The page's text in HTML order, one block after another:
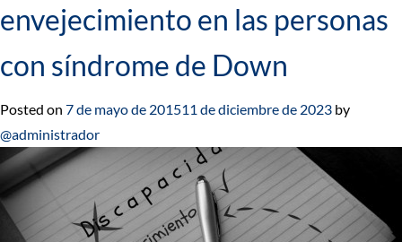
envejecimiento en las personas
con síndrome de Down
Posted on 7 de mayo de 201511 de diciembre de 2023 by
@administrador